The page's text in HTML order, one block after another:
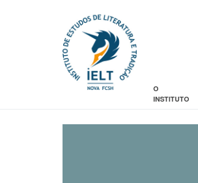
O
INSTITUTO